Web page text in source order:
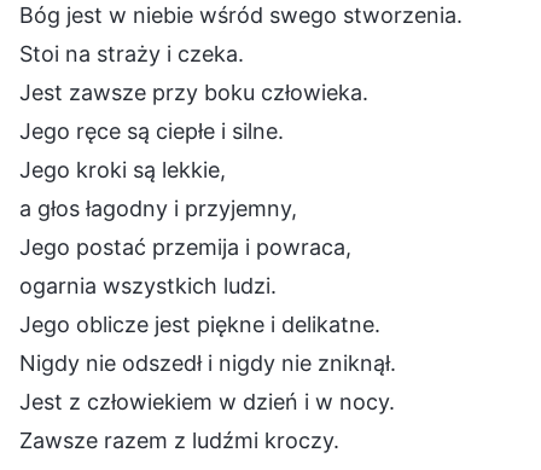
Bóg jest w niebie wśród swego stworzenia.
Stoi na straży i czeka.
Jest zawsze przy boku człowieka.
Jego ręce są ciepłe i silne.
Jego kroki są lekkie,
a głos łagodny i przyjemny,
Jego postać przemija i powraca,
ogarnia wszystkich ludzi.
Jego oblicze jest piękne i delikatne.
Nigdy nie odszedł i nigdy nie zniknął.
Jest z człowiekiem w dzień i w nocy.
Zawsze razem z ludźmi kroczy.